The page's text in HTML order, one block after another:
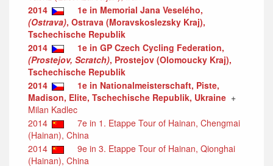
2014
1e in Memorial Jana Veselého,
(Ostrava), Ostrava (Moravskoslezsky Kraj),
Tschechische Republik
2014
1e in GP Czech Cycling Federation,
(Prostejov, Scratch), Prostejov (Olomoucky Kraj),
Tschechische Republik
2014
1e in Nationalmeisterschaft, Piste,
Madison, Elite, Tschechische Republik, Ukraine +
Milan Kadlec
2014
7e in 1. Etappe Tour of Hainan, Chengmai
(Hainan), China
2014
9e in 3. Etappe Tour of Hainan, Qionghai
(Hainan), China